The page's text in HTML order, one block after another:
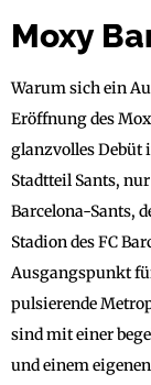
Moxy
Warum sich ein
Eröffnung des
glanzvolles Debüt
Stadtteil Sants,
Barcelona-Sants,
Stadion des FC
Ausgangspunkt
pulsierende
sind mit einer
und einem